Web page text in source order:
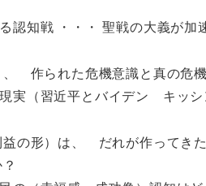
認知戦 ・・・ 聖戦の大義が
、 作られた危機意識と真の危機
習近平とバイデン キッシ
の形）は、 だれが作ってき